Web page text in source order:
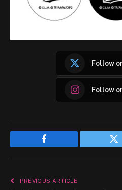
Follow
Follow
Facebook
PREVIOUS ARTICLE